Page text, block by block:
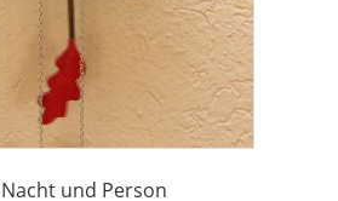
und Person